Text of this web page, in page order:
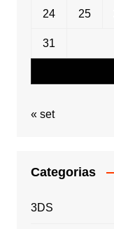
24 25
31
« set
Categorias
3DS